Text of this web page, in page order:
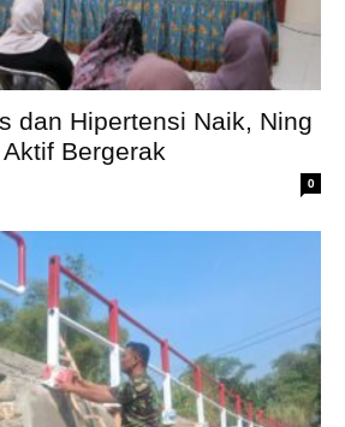
dan Hipertensi Naik, Ning
Bergerak
0